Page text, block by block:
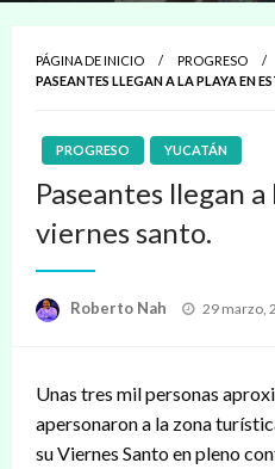
PÁGINA DE INICIO
PROGRESO
PASEANTES LLEGAN A LA PLAYA EN
PROGRESO YUCATÁN
Paseantes llegan
viernes santo.
Roberto Nah
Publicado
29 marzo,
Unas tres mil personas
apersonaron a la zona
su Viernes Santo en pleno